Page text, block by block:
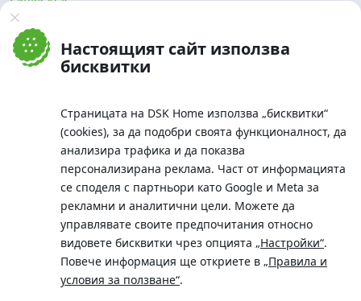
Настоящият сайт използва
бисквитки
Страницата на DSK Home използва „бисквитки“
(cookies), за да подобри своята функционалност, да
анализира трафика и да показва
персонализирана реклама. Част от информацията
се споделя с партньори като Google и Meta за
рекламни и аналитични цели. Можете да
управлявате своите предпочитания относно
видовете бисквитки чрез опцията „Настройки“.
Повече информация ще откриете в „Правила и
условия за ползване“.
DSK Mobile
Оферти за продажба от Банка ДСК
Клонова мрежа и банкомати
До началото на страницата
Телефон:
0700 10 375 / *2375
Московска No.19 / ул. Г. Бенковски No. 5, София 1036
SWIFT/BIC: